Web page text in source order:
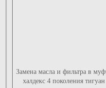
Замена масла и фильтра в
халдекс 4 поколения тигуан